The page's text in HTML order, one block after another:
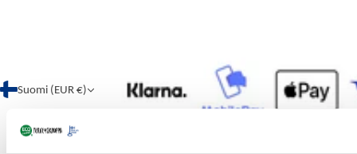
Suomi (EUR €)